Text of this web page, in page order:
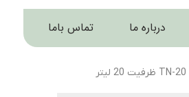
درباره ما تماس باما